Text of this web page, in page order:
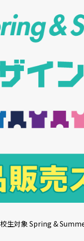
生対象 Spring &